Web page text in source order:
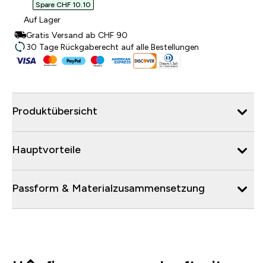
Spare CHF 10.10‎
Auf Lager
Gratis Versand ab CHF 90
30 Tage Rückgaberecht auf alle Bestellungen
Produktübersicht
Hauptvorteile
Passform & Materialzusammensetzung